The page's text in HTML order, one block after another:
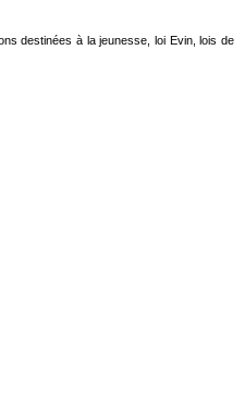
destinées à la jeunesse, loi Evin, lois de